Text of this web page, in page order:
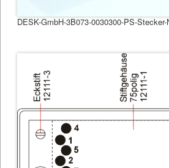
DESK-GmbH-3B073-0030300-PS-